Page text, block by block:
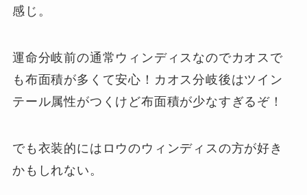
感じ。
運命分岐前の通常ウィンディスなのでカオスで
も布面積が多くて安心！カオス分岐後はツイン
テール属性がつくけど布面積が少なすぎるぞ！
でも衣装的にはロウのウィンディスの方が好き
かもしれない。